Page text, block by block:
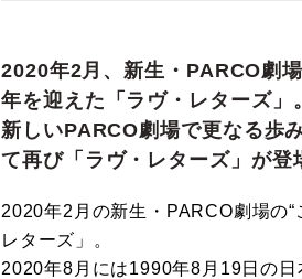
2020年2月、新生・PARCO劇
年を迎えた「ラヴ・レターズ」。
新しいPARCO劇場で更なる歩
て再び「ラヴ・レターズ」が登
2020年2月の新生・PARCO劇場の
レターズ」。
2020年8月には1990年8月19日の日